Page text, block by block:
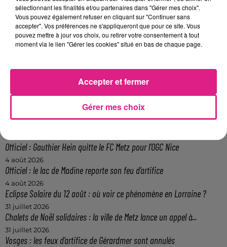
FIL ACTUS
Lorraine : une journée pas comme les autres au Parc animalier de...
Metz : une distribution de lunette gratuite pour voir l’éclipse
Casting de Woof : l'Euro-Métropole de Metz part à la recherche de...
4 août 2026
Officiel : Gauthier Hein quitte le FC Metz pour l'OGC Nice
4 août 2026
Officiel : le lac de Madine reporte son feu d’artifice
4 août 2026
Eclipse Solaire du 12 août : où voir ce phénomène en Lorraine ?
31 juillet 2026
Chalets de Noël solidaires : la ville de Metz lance un appel à...
31 juillet 2026
Vosges : les feux d’artifice de Gérardmer sont annulés
sélectionnant les finalités et/ou partenaires dans "Gérer mes choix".
Vous pouvez également refuser en cliquant sur "Continuer sans
accepter". Vos préférences ne s'appliqueront que pour ce site. Vous
pouvez mettre à jour vos choix, ou retirer votre consentement à tout
moment via le lien "Gérer les cookies" situé en bas de chaque page.
Gérer mes choix
Accepter et fermer